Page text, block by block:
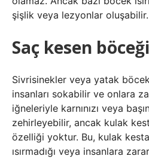
şişlik veya lezyonlar oluşabilir.
Saç kesen böceği
Sivrisinekler veya yatak
insanları sokabilir ve onlara
iğneleriyle karnınızı veya
zehirleyebilir, ancak kulak
özelliği yoktur. Bu, kulak
ısırmadığı veya insanlara